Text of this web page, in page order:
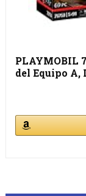
PLAYMOBIL
del Equipo A,